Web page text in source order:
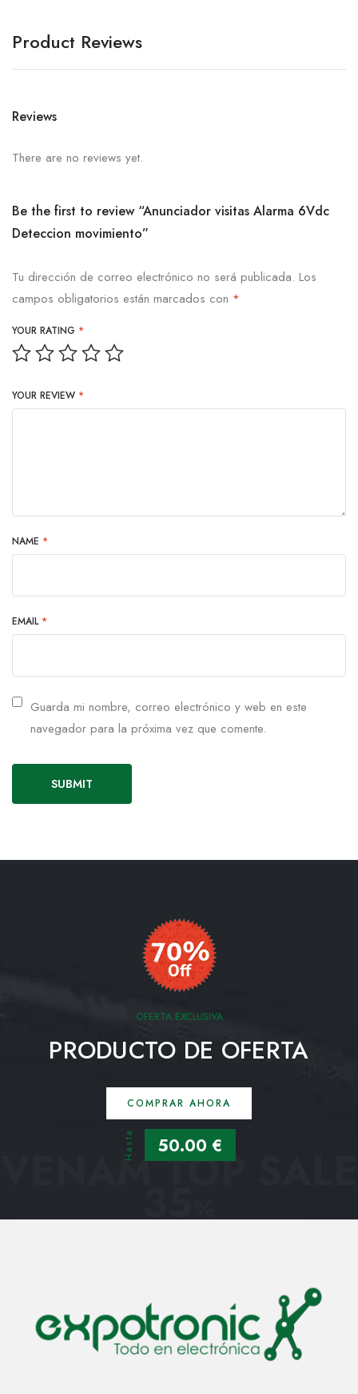
Product Reviews
Reviews
There are no reviews yet.
Be the first to review “Anunciador visitas Alarma 6Vdc
Deteccion movimiento”
Tu dirección de correo electrónico no será publicada. Los
campos obligatorios están marcados con *
YOUR RATING *
YOUR REVIEW *
NAME *
EMAIL *
Guarda mi nombre, correo electrónico y web en este
navegador para la próxima vez que comente.
OFERTA EXCLUSIVA
PRODUCTO DE OFERTA
COMPRAR AHORA
Hasta 50.00 €
VENAM TOP SALE